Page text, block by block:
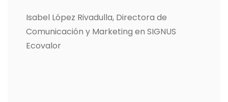
Isabel López Rivadulla, Directora de
Comunicación y Marketing en SIGNUS
Ecovalor